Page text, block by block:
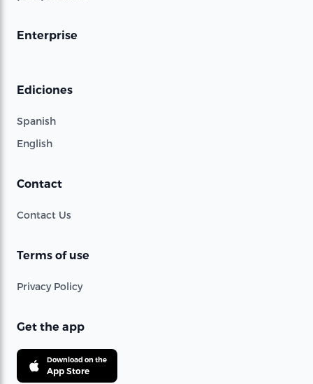
Enterprise
Ediciones
Spanish
English
Contact
Contact Us
Terms of use
Privacy Policy
Get the app
Download on the
App Store